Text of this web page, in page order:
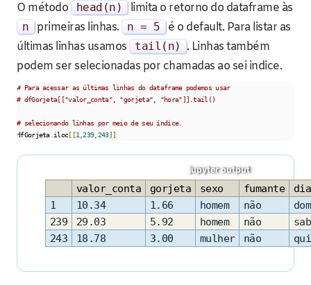
O método head (n ) limita o retorno do dataframe às
n primeiras linhas. n = 5
é o default. Para listar as
últimas linhas usamos
tail( n)
. Linhas também
podem ser selecionadas por chamadas ao sei indice.
# Para acessar as últimas linhas do dataframe podemos usar
# dfGorjeta[["valor_conta", "gorjeta", "hora"]].tail()
# selecionando linhas por meio de seu índice.
dfGorjeta. iloc[[1 ,239, 243]]
valor_conta gorjeta sexo fumante
dia
1
10.34 1.66 homem não
dom
239
29.03 5.92 homem não
sab
243
18.78 3.00 mulher não qui